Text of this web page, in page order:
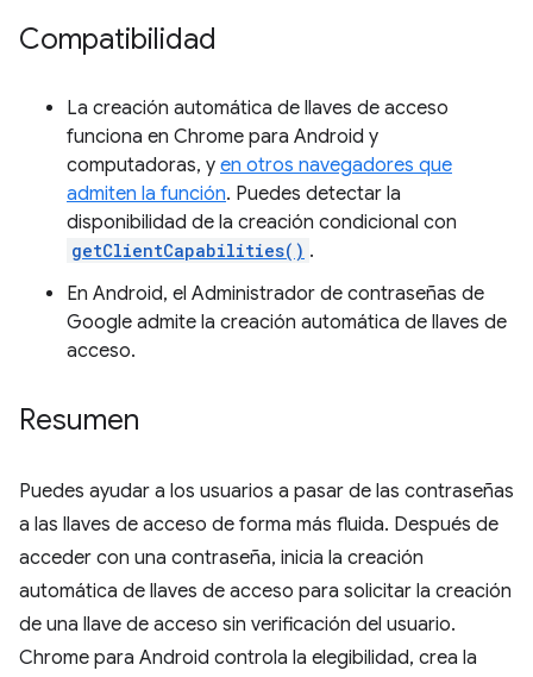
Compatibilidad
La creación automática de llaves de acceso
funciona en Chrome para Android y
computadoras, y en otros navegadores que
admiten la función. Puedes detectar la
disponibilidad de la creación condicional con
getClientCapabilities() .
En Android, el Administrador de contraseñas de
Google admite la creación automática de llaves de
acceso.
Resumen
Puedes ayudar a los usuarios a pasar de las contraseñas
a las llaves de acceso de forma más fluida. Después de
acceder con una contraseña, inicia la creación
automática de llaves de acceso para solicitar la creación
de una llave de acceso sin verificación del usuario.
Chrome para Android controla la elegibilidad, crea la